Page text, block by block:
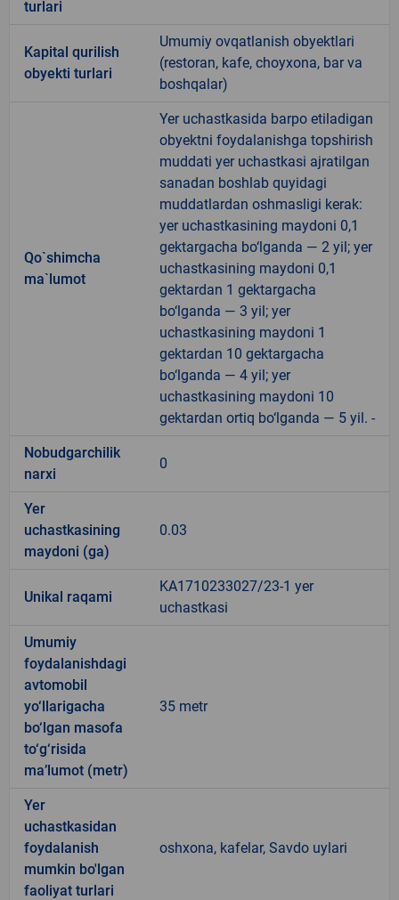
turlari
Kapital qurilish
obyekti turlari
Umumiy ovqatlanish obyektlari
(restoran, kafe, choyxona, bar va
boshqalar)
Qo`shimcha
ma`lumot
Yer uchastkasida barpo etiladigan
obyektni foydalanishga topshirish
muddati yer uchastkasi ajratilgan
sanadan boshlab quyidagi
muddatlardan oshmasligi kerak:
yer uchastkasining maydoni 0,1
gektargacha bo‘lganda — 2 yil; yer
uchastkasining maydoni 0,1
gektardan 1 gektargacha
bo‘lganda — 3 yil; yer
uchastkasining maydoni 1
gektardan 10 gektargacha
bo‘lganda — 4 yil; yer
uchastkasining maydoni 10
gektardan ortiq bo‘lganda — 5 yil. -
Nobudgarchilik
narxi
0
Yer
uchastkasining
maydoni (ga)
0.03
Unikal raqami
KA1710233027/23-1 yer
uchastkasi
Umumiy
foydalanishdagi
avtomobil
yo‘llarigacha
bo‘lgan masofa
to‘g‘risida
ma’lumot (metr)
35 metr
Yer
uchastkasidan
foydalanish
mumkin bo'lgan
faoliyat turlari
oshxona, kafelar, Savdo uylari